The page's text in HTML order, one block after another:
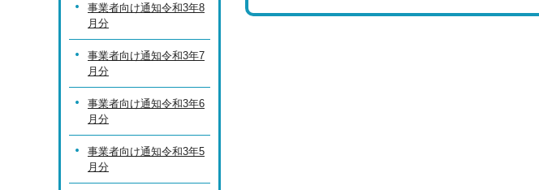
事業者向け通知令和3年8
月分
事業者向け通知令和3年7
月分
事業者向け通知令和3年6
月分
事業者向け通知令和3年5
月分